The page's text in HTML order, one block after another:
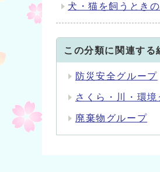
犬・猫を飼うとき
この分類に関連する
防災安全グループ
さくら・川・環境
廃棄物グループ